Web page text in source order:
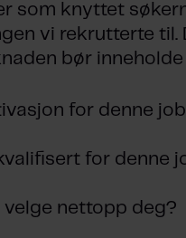
som knyttet
vi rekrutterte
bør
for denne
for denne
velge nettopp deg?